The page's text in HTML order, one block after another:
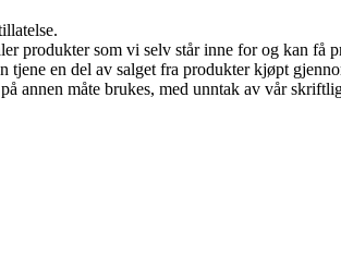
produkter som vi selv står inne for og kan få
en del av salget fra produkter kjøpt
annen måte brukes, med unntak av vår